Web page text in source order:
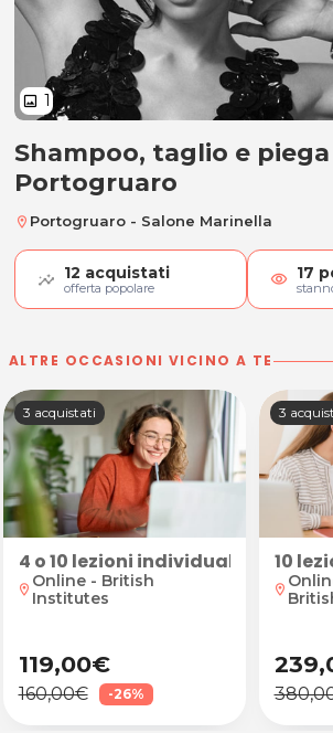
image 1
Shampoo, taglio e
Shampoo, taglio e
Portogruaro
location_on Portogruaro - Salone Marinella
12 acquistati
offerta popolare visibility 17
ALTRE OCCASIONI VICINO A TE
decontratturante, cranio-
3 acquistati
4 o 10 lezioni individuali online
location_on Online - British
Institutes
119,00€
160,00€ -26%
3
10
location_on